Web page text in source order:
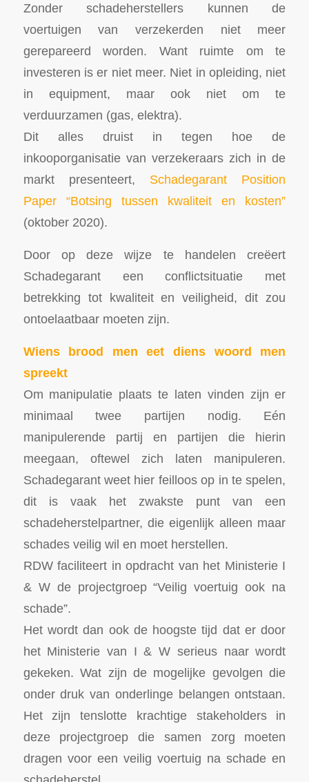
Zonder schadeherstellers kunnen de
voertuigen van verzekerden niet meer
gerepareerd worden. Want ruimte om te
investeren is er niet meer. Niet in opleiding, niet
in equipment, maar ook niet om te
verduurzamen (gas, elektra).
Dit alles druist in tegen hoe de
inkooporganisatie van verzekeraars zich in de
markt presenteert, Schadegarant Position
Paper “Botsing tussen kwaliteit en kosten”
(oktober 2020).
Door op deze wijze te handelen creëert
Schadegarant een conflictsituatie met
betrekking tot kwaliteit en veiligheid, dit zou
ontoelaatbaar moeten zijn.
Wiens brood men eet diens woord men
spreekt
Om manipulatie plaats te laten vinden zijn er
minimaal twee partijen nodig. Eén
manipulerende partij en partijen die hierin
meegaan, oftewel zich laten manipuleren.
Schadegarant weet hier feilloos op in te spelen,
dit is vaak het zwakste punt van een
schadeherstelpartner, die eigenlijk alleen maar
schades veilig wil en moet herstellen.
RDW faciliteert in opdracht van het Ministerie I
& W de projectgroep “Veilig voertuig ook na
schade”.
Het wordt dan ook de hoogste tijd dat er door
het Ministerie van I & W serieus naar wordt
gekeken. Wat zijn de mogelijke gevolgen die
onder druk van onderlinge belangen ontstaan.
Het zijn tenslotte krachtige stakeholders in
deze projectgroep die samen zorg moeten
dragen voor een veilig voertuig na schade en